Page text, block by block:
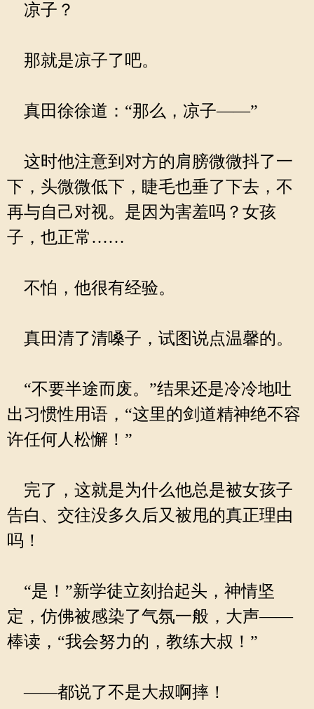
凉子？
那就是凉子了吧。
真田徐徐道：“那么，凉子——”
这时他注意到对方的肩膀微微抖了一
下，头微微低下，睫毛也垂了下去，不
再与自己对视。是因为害羞吗？女孩
子，也正常……
不怕，他很有经验。
真田清了清嗓子，试图说点温馨的。
“不要半途而废。”结果还是冷冷地吐
出习惯性用语，“这里的剑道精神绝不容
许任何人松懈！”
完了，这就是为什么他总是被女孩子
告白、交往没多久后又被甩的真正理由
吗！
“是！”新学徒立刻抬起头，神情坚
定，仿佛被感染了气氛一般，大声——
棒读，“我会努力的，教练大叔！”
——都说了不是大叔啊摔！